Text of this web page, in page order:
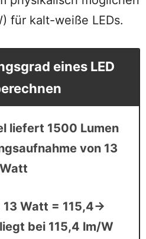
für kalt-weiße LEDs.
eines LED
liefert 1500 Lumen
von 13
Watt
13 Watt = 115,4→
bei 115,4 lm/W